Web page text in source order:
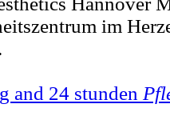
im
and 24 stunden